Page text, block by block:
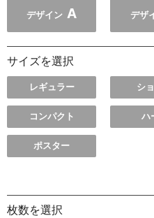
デザイン A デザ
サイズを選択
レギュラー シ
コンパクト ハ
ポスター
枚数を選択